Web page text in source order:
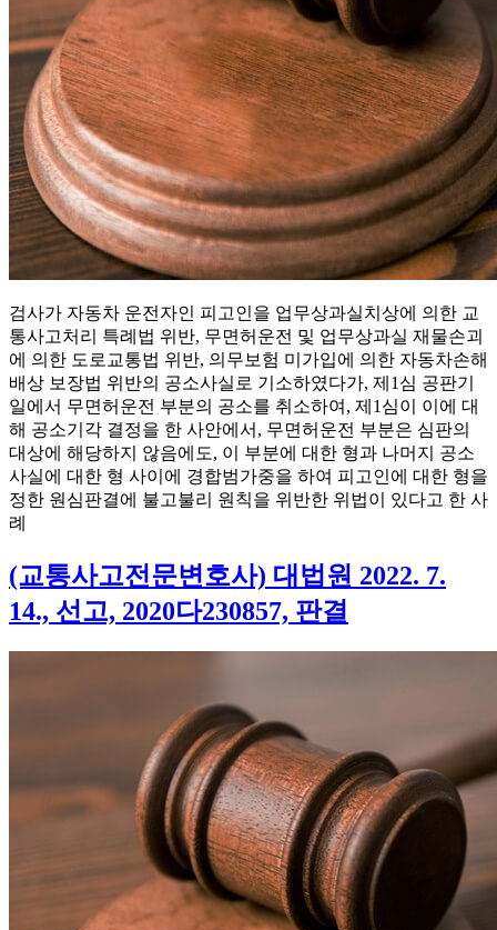
검사가 자동차 운전자인 피고인을 업무상과실치상에 의한 교
통사고처리 특례법 위반, 무면허운전 및 업무상과실 재물손괴
에 의한 도로교통법 위반, 의무보험 미가입에 의한 자동차손해
배상 보장법 위반의 공소사실로 기소하였다가, 제1심 공판기
일에서 무면허운전 부분의 공소를 취소하여, 제1심이 이에 대
해 공소기각 결정을 한 사안에서, 무면허운전 부분은 심판의
대상에 해당하지 않음에도, 이 부분에 대한 형과 나머지 공소
사실에 대한 형 사이에 경합범가중을 하여 피고인에 대한 형을
정한 원심판결에 불고불리 원칙을 위반한 위법이 있다고 한 사
례
(교통사고전문변호사) 대법원 2022. 7.
14., 선고, 2020다230857, 판결